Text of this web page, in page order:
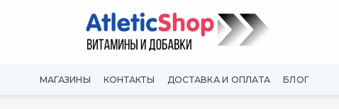
МАГАЗИНЫ КОНТАКТЫ ДОСТАВКА И ОПЛАТА БЛОГ